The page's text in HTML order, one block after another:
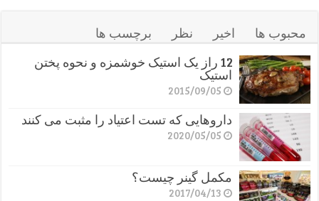
محبوب ها اخیر نظر
برچسب ها
12 راز یک استیک خوشمزه و نحوه پختن
استیک
2015/09/05
داروهایی که تست اعتیاد را مثبت می کنند
2020/05/05
مکمل گینر چیست؟
2017/04/13